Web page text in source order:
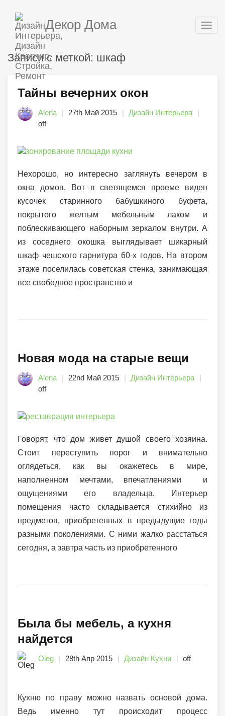
Декор Дома
Записи с меткой: шкаф
Тайны вечерних окон
Alena 27th Май 2015
Дизайн Интерьера
off
Нехорошо, но интересно заглянуть вечером в
окна домов. Вот в светящемся проеме виден
кусочек старинного бабушкиного буфета,
покрытого желтым мебельным лаком и
поблескивающего наборным зеркалом внутри. А
из соседнего окошка выглядывает шикарный
шкаф чешского гарнитура 60-х годов. На втором
этаже поселилась советская стенка, занимающая
все свободное пространство и
Новая мода на старые вещи
Alena 22nd Май 2015
Дизайн Интерьера
off
Говорят, что дом живет душой своего хозяина.
Стоит переступить порог и внимательно
оглядеться, как вы окажетесь в мире,
наполненном мечтами, впечатлениями и
ощущениями его владельца. Интерьер
помещения часто складывается стихийно из
предметов, приобретенных в предыдущие годы
разными поколениями. С ними жалко расстаться
сегодня, а завтра часть из приобретенного
Была бы мебель, а кухня
найдется
Oleg 28th Апр 2015 Дизайн Кухни off
Кухню по праву можно назвать основой дома.
Ведь именно тут происходит процесс